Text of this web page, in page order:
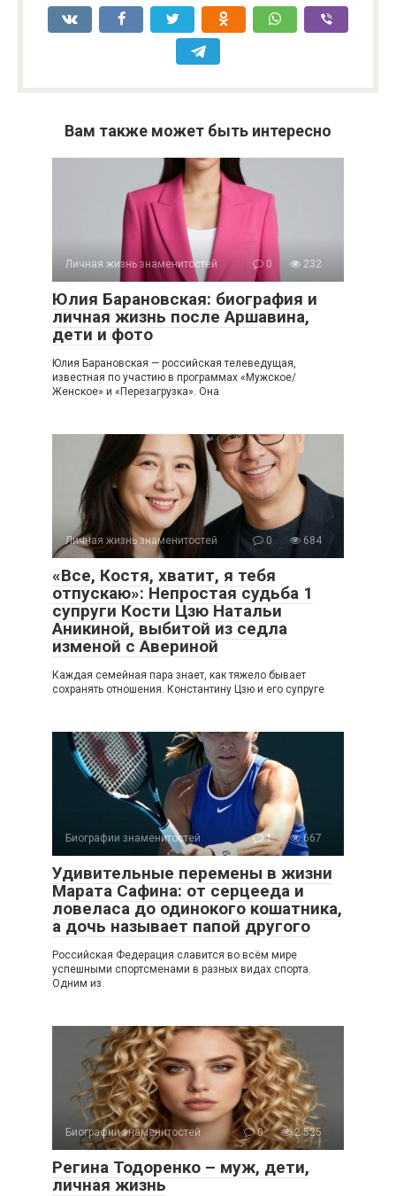
Вам также может быть интересно
Личная жизнь знаменитостей 0 232
Юлия Барановская: биография и
личная жизнь после Аршавина,
дети и фото
Юлия Барановская — российская телеведущая,
известная по участию в программах «Мужское/
Женское» и «Перезагрузка». Она
Личная жизнь знаменитостей 0 684
«Все, Костя, хватит, я тебя
отпускаю»: Непростая судьба 1
супруги Кости Цзю Натальи
Аникиной, выбитой из седла
изменой с Авериной
Каждая семейная пара знает, как тяжело бывает
сохранять отношения. Константину Цзю и его супруге
Биографии знаменитостей 1 667
Удивительные перемены в жизни
Марата Сафина: от серцееда и
ловеласа до одинокого кошатника,
а дочь называет папой другого
Российская Федерация славится во всём мире
успешными спортсменами в разных видах спорта.
Одним из
Биографии знаменитостей 0 2 525
Регина Тодоренко – муж, дети,
личная жизнь